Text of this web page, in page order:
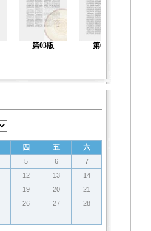
第03版 第04版
四 五 六
5 6
7
12 13
14
19 20
21
26 27
28